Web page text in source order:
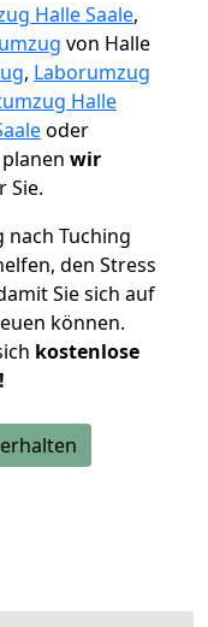
Halle Saale,
von Halle
, Laborumzug
Halle
oder
wir
Sie.
Tuching
den Stress
Sie sich auf
können.
kostenlose